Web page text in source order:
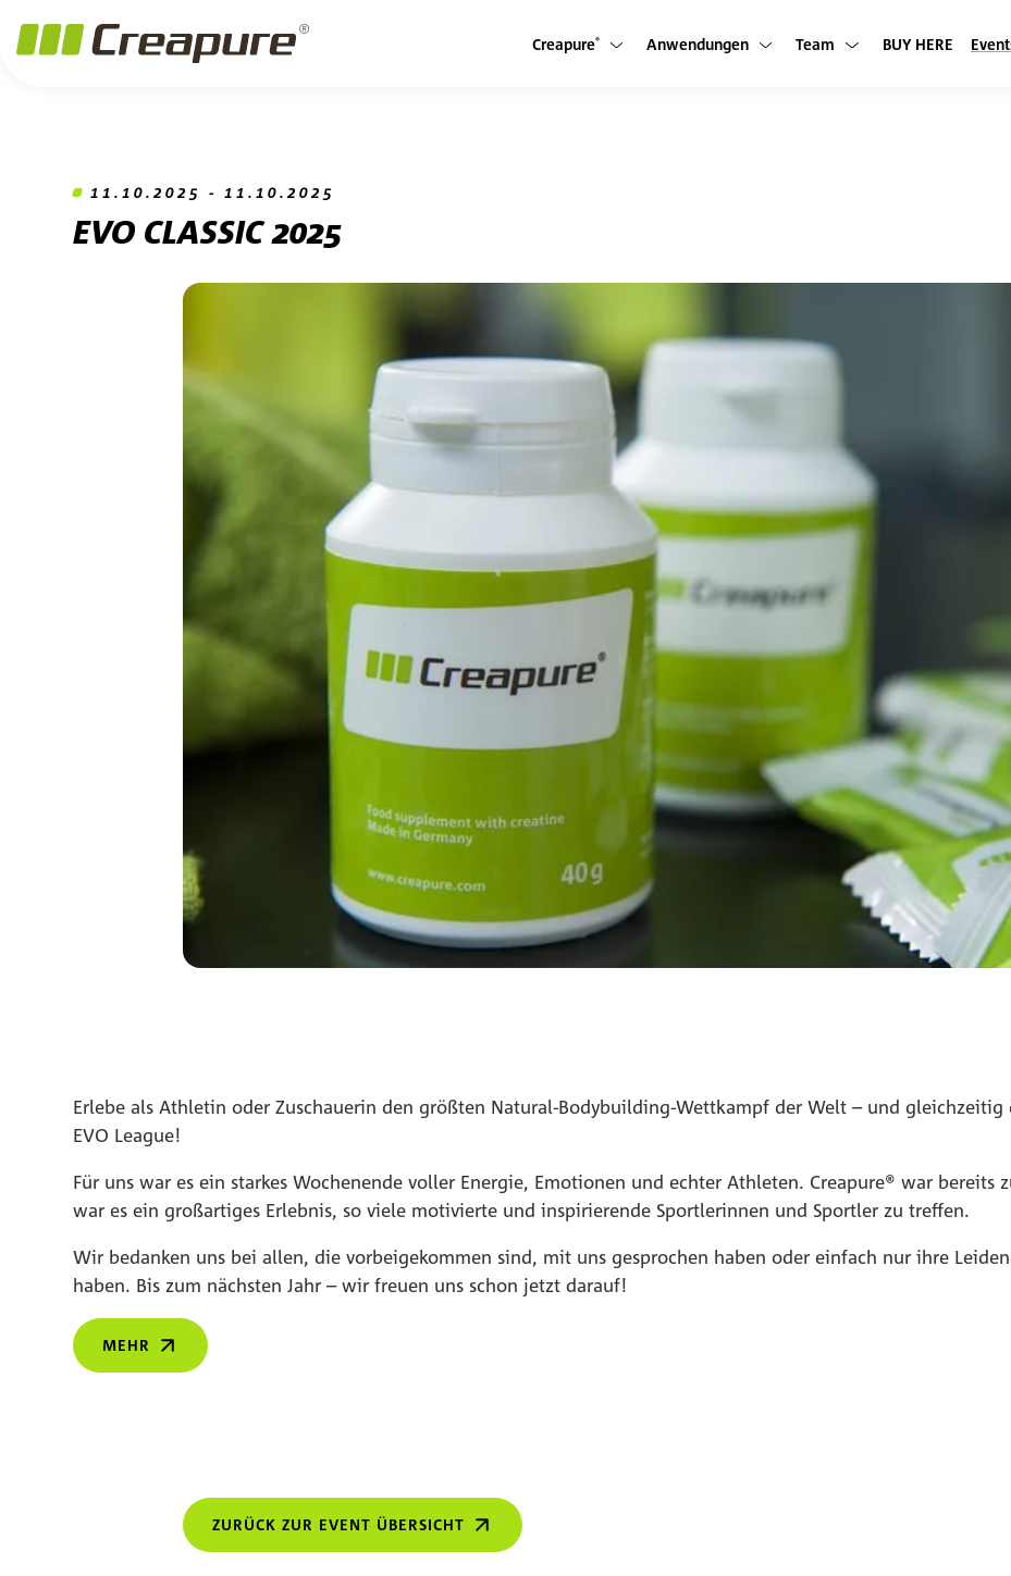
Creapure® Untermenü anzeigen
Anwendungen Untermenü anzeigen
Team Untermenü anzeigen
BUY HERE
11.10.2025 - 11.10.2025
EVO CLASSIC 2025
Erlebe als Athletin oder Zuschauerin den größten Natural-Bodybuilding-Wettkampf der Welt – und
EVO League!
Für uns war es ein starkes Wochenende voller Energie, Emotionen und echter Athleten. Creapure® war
war es ein großartiges Erlebnis, so viele motivierte und inspirierende Sportlerinnen und Sportler zu treffen.
Wir bedanken uns bei allen, die vorbeigekommen sind, mit uns gesprochen haben oder einfach nur ihre
haben. Bis zum nächsten Jahr – wir freuen uns schon jetzt darauf!
MEHR
ZURÜCK ZUR EVENT ÜBERSICHT